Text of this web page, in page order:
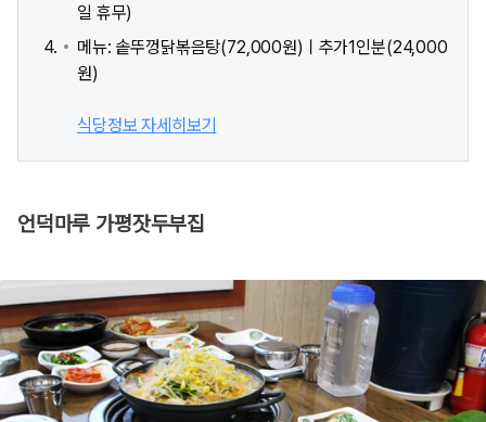
일 휴무)
메뉴: 솥뚜껑닭볶음탕(72,000원)ㅣ추가1인분(24,000
원)
식당정보 자세히보기
언덕마루 가평잣두부집